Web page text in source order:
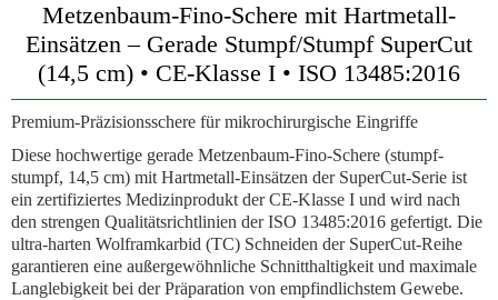
Metzenbaum-Fino-Schere mit Hartmetall-
Einsätzen – Gerade Stumpf/Stumpf SuperCut
(14,5 cm) • CE-Klasse I • ISO 13485:2016
Premium-Präzisionsschere für mikrochirurgische Eingriffe
Diese hochwertige gerade Metzenbaum-Fino-Schere (stumpf-
stumpf, 14,5 cm) mit Hartmetall-Einsätzen der SuperCut-Serie ist
ein zertifiziertes Medizinprodukt der CE-Klasse I und wird nach
den strengen Qualitätsrichtlinien der ISO 13485:2016 gefertigt. Die
ultra-harten Wolframkarbid (TC) Schneiden der SuperCut-Reihe
garantieren eine außergewöhnliche Schnitthaltigkeit und maximale
Langlebigkeit bei der Präparation von empfindlichstem Gewebe.